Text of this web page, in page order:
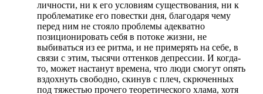
личности, ни к его условиям существования, ни к
проблематике его повестки дня, благодаря чему
перед ним не стояло проблемы адекватно
позиционировать себя в потоке жизни, не
выбиваться из ее ритма, и не примерять на себе, в
связи с этим, тысячи оттенков депрессии. И когда-
то, может настанут времена, что люди смогут опять
вздохнуть свободно, скинув с плеч, скрюченных
под тяжестью прочего теоретического хлама, хотя